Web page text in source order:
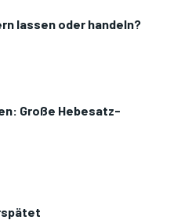
lassen oder handeln?
Große Hebesatz-